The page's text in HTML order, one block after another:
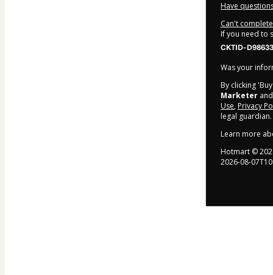
Have
Can't
If you need to
CKTID-
Was your
By clicking
Marketer
Use, Privacy
legal guardian.
Learn more
Hotmart ©
2026-08-